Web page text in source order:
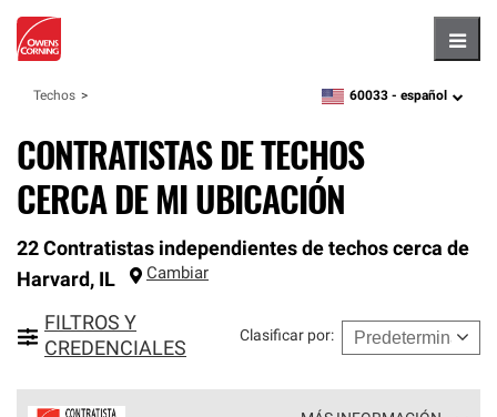
Techos zipcode,language
60033 - español
CONTRATISTAS DE TECHOS
CERCA DE MI UBICACIÓN
22 Contratistas independientes de techos cerca de
Harvard, IL Cambiar
FILTROS Y
CREDENCIALES
Clasificar por: